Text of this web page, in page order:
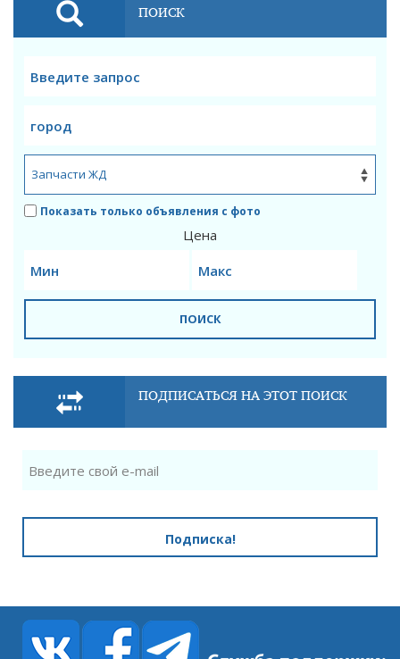
ПОИСК
Показать только объявления с фото
Цена
ПОИСК
ПОДПИСАТЬСЯ НА ЭТОТ ПОИСК
Подписка!